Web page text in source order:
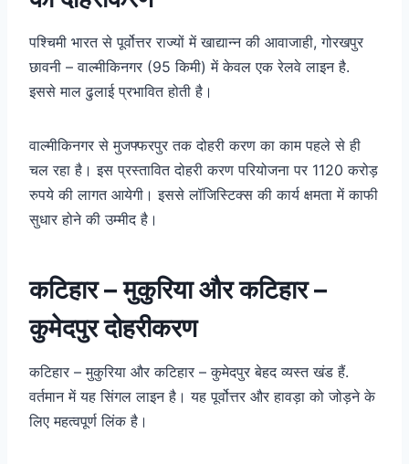
पश्चिमी भारत से पूर्वोत्तर राज्यों में खाद्यान्न की आवाजाही, गोरखपुर
छावनी – वाल्मीकिनगर (95 किमी) में केवल एक रेलवे लाइन है.
इससे माल ढुलाई प्रभावित होती है।
वाल्मीकिनगर से मुजफ्फरपुर तक दोहरी करण का काम पहले से ही
चल रहा है। इस प्रस्तावित दोहरी करण परियोजना पर 1120 करोड़
रुपये की लागत आयेगी। इससे लॉजिस्टिक्‍स की कार्य क्षमता में काफी
सुधार होने की उम्मीद है।
कटिहार – मुकुरिया और कटिहार –
कुमेदपुर दोहरीकरण
कटिहार – मुकुरिया और कटिहार – कुमेदपुर बेहद व्यस्त खंड हैं.
वर्तमान में यह सिंगल लाइन है। यह पूर्वोत्तर और हावड़ा को जोड़ने के
लिए महत्वपूर्ण लिंक है।